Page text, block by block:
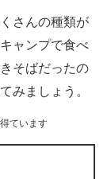
さんの種類が
ャンプで食べ
そばだったの
みましょう。
ています